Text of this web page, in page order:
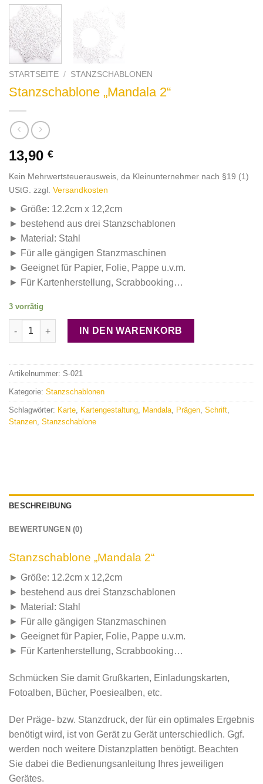
STARTSEITE / STANZSCHABLONEN
Stanzschablone „Mandala 2“
13,90 €
Kein Mehrwertsteuerausweis, da Kleinunternehmer nach §19 (1)
UStG. zzgl. Versandkosten
► Größe: 12.2cm x 12,2cm
► bestehend aus drei Stanzschablonen
► Material: Stahl
► Für alle gängigen Stanzmaschinen
► Geeignet für Papier, Folie, Pappe u.v.m.
► Für Kartenherstellung, Scrabbooking…
3 vorrätig
Stanzschablone "Mandala 2" Menge
IN DEN WARENKORB
Artikelnummer: S-021
Kategorie: Stanzschablonen
Schlagwörter: Karte Kartengestaltung Mandala Prägen Schrift
Stanzen Stanzschablone
BESCHREIBUNG
BEWERTUNGEN (0)
Stanzschablone „Mandala 2“
► Größe: 12.2cm x 12,2cm
► bestehend aus drei Stanzschablonen
► Material: Stahl
► Für alle gängigen Stanzmaschinen
► Geeignet für Papier, Folie, Pappe u.v.m.
► Für Kartenherstellung, Scrabbooking…
Schmücken Sie damit Grußkarten, Einladungskarten,
Fotoalben, Bücher, Poesiealben, etc.
Der Präge- bzw. Stanzdruck, der für ein optimales Ergebnis
benötigt wird, ist von Gerät zu Gerät unterschiedlich. Ggf.
werden noch weitere Distanzplatten benötigt. Beachten
Sie dabei die Bedienungsanleitung Ihres jeweiligen
Gerätes.